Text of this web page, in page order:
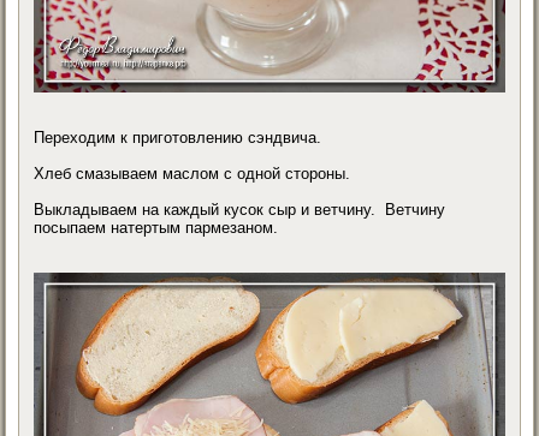
Переходим к приготовлению сэндвича.
Хлеб смазываем маслом с одной стороны.
Выкладываем на каждый кусок сыр и ветчину. Ветчину
посыпаем натертым пармезаном.